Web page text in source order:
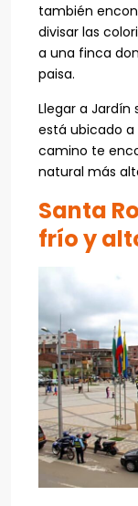
también
divisar las
a una finca
paisa.
Llegar a Jardín
está ubicado a
camino te
natural más
Santa
frío y